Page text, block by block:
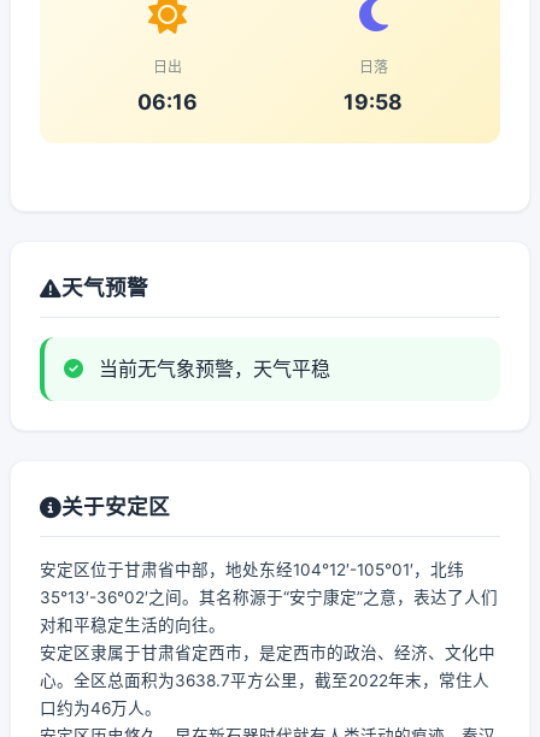
日出
06:16
日落
19:58
天气预警
当前无气象预警，天气平稳
关于安定区
安定区位于甘肃省中部，地处东经104°12′-105°01′，北纬
35°13′-36°02′之间。其名称源于“安宁康定”之意，表达了人们
对和平稳定生活的向往。
安定区隶属于甘肃省定西市，是定西市的政治、经济、文化中
心。全区总面积为3638.7平方公里，截至2022年末，常住人
口约为46万人。